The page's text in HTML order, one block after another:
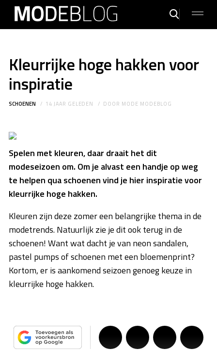
Kleurrijke hoge hakken voor
inspiratie
SCHOENEN 14 JAAR GELEDEN DOOR MODE MODEBLOG
Spelen met kleuren, daar draait het dit
modeseizoen om. Om je alvast een handje op weg
te helpen qua schoenen vind je hier inspiratie voor
kleurrijke hoge hakken.
Kleuren zijn deze zomer een belangrijke thema in de
modetrends. Natuurlijk zie je dit ook terug in de
schoenen! Want wat dacht je van neon sandalen,
pastel pumps of schoenen met een bloemenprint?
Kortom, er is aankomend seizoen genoeg keuze in
kleurrijke hoge hakken.